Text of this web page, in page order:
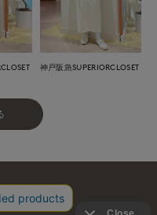
神戸阪急SUPERIORCLOSET